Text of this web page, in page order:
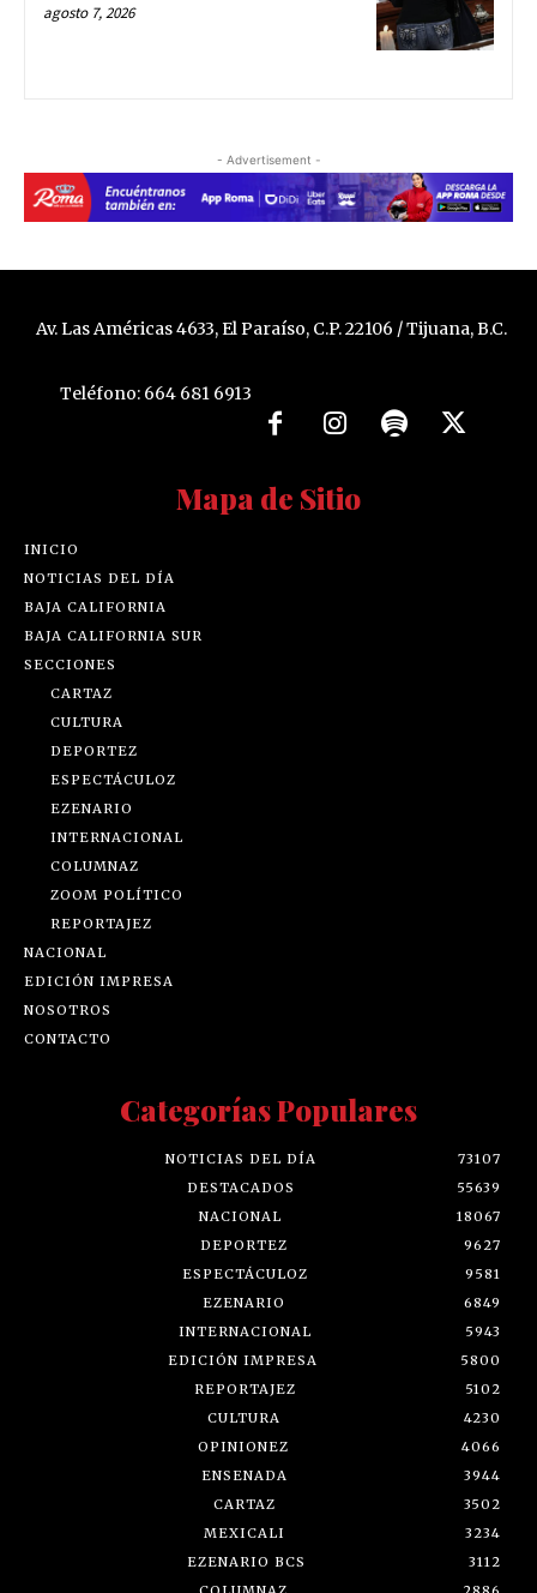
agosto 7, 2026
- Advertisement -
Av. Las Américas 4633, El Paraíso, C.P. 22106 / Tijuana, B.C.
Teléfono: 664 681 6913
Mapa de Sitio
INICIO
NOTICIAS DEL DÍA
BAJA CALIFORNIA
BAJA CALIFORNIA SUR
SECCIONES
CARTAZ
CULTURA
DEPORTEZ
ESPECTÁCULOZ
EZENARIO
INTERNACIONAL
COLUMNAZ
ZOOM POLÍTICO
REPORTAJEZ
NACIONAL
EDICIÓN IMPRESA
NOSOTROS
CONTACTO
Categorías Populares
NOTICIAS DEL DÍA
73107
DESTACADOS
55639
NACIONAL
18067
DEPORTEZ
9627
ESPECTÁCULOZ
9581
EZENARIO
6849
INTERNACIONAL
5943
EDICIÓN IMPRESA
5800
REPORTAJEZ
5102
CULTURA
4230
OPINIONEZ
4066
ENSENADA
3944
CARTAZ
3502
MEXICALI
3234
EZENARIO BCS
3112